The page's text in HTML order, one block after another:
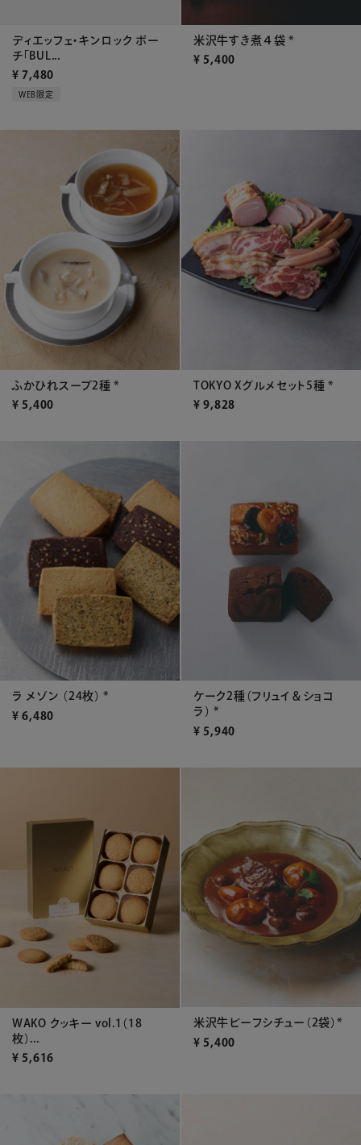
ディエッフェ・キンロック ポー
チ「BUL...
¥ 7,480
WEB限定
米沢牛すき煮４袋 *
¥ 5,400
ふかひれスープ2種 *
¥ 5,400
TOKYO Xグルメセット5種 *
¥ 9,828
ラ メゾン （24枚） *
¥ 6,480
ケーク2種（フリュイ＆ショコ
ラ） *
¥ 5,940
WAKO クッキー vol.1（18
枚）...
¥ 5,616
米沢牛ビーフシチュー（2袋）*
¥ 5,400